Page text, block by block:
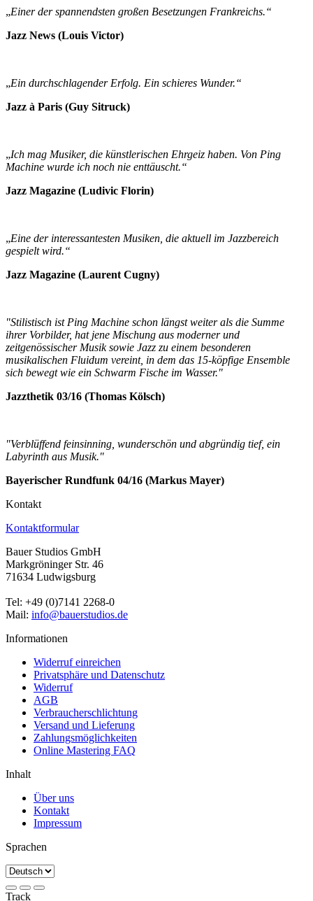
„Einer der spannendsten großen Besetzungen Frankreichs.“
Jazz News (Louis Victor)
„Ein durchschlagender Erfolg. Ein schieres Wunder.“
Jazz à Paris (Guy Sitruck)
„Ich mag Musiker, die künstlerischen Ehrgeiz haben. Von Ping
Machine wurde ich noch nie enttäuscht.“
Jazz Magazine (Ludivic Florin)
„Eine derinteressantesten Musiken, die aktuell im Jazzbereich
gespielt wird.“
Jazz Magazine (Laurent Cugny)
"Stilistisch ist Ping Machine schon längst weiter als die Summe
ihrer Vorbilder, hat jene Mischung aus moderner und
zeitgenössischer Musik sowie Jazz zu einem besonderen
musikalischen Fluidum vereint, in dem das 15-köpfige Ensemble
sich bewegt wie ein Schwarm Fische im Wasser."
Jazzthetik 03/16 (Thomas Kölsch)
"Verblüffend feinsinning, wunderschön und abgründig tief, ein
Labyrinth aus Musik."
Bayerischer Rundfunk 04/16 (Markus Mayer)
Kontakt
Kontaktformular
Bauer Studios GmbH
Markgröninger Str. 46
71634 Ludwigsburg
Tel: +49 (0)7141 2268-0
Mail: info@bauerstudios.de
Informationen
Widerruf einreichen
Privatsphäre und Datenschutz
Widerruf
AGB
Verbraucherschlichtung
Versand und Lieferung
Zahlungsmöglichkeiten
Online Mastering FAQ
Inhalt
Über uns
Kontakt
Impressum
Sprachen
Track